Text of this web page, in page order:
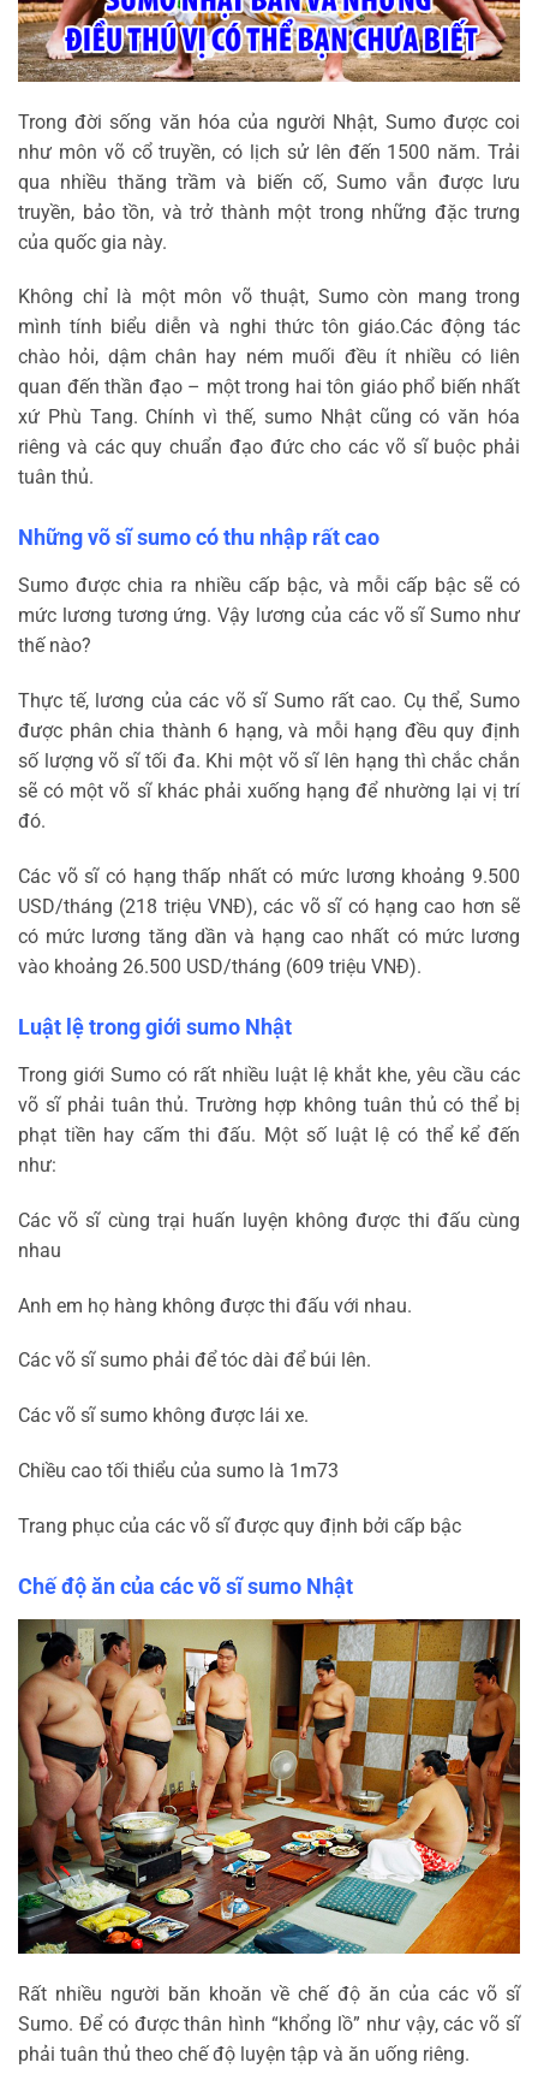
Trong đời sống văn hóa của người Nhật, Sumo được coi
như môn võ cổ truyền, có lịch sử lên đến 1500 năm. Trải
qua nhiều thăng trầm và biến cố, Sumo vẫn được lưu
truyền, bảo tồn, và trở thành một trong những đặc trưng
của quốc gia này.
Không chỉ là một môn võ thuật, Sumo còn mang trong
mình tính biểu diễn và nghi thức tôn giáo.Các động tác
chào hỏi, dậm chân hay ném muối đều ít nhiều có liên
quan đến thần đạo – một trong hai tôn giáo phổ biến nhất
xứ Phù Tang. Chính vì thế, sumo Nhật cũng có văn hóa
riêng và các quy chuẩn đạo đức cho các võ sĩ buộc phải
tuân thủ.
Những võ sĩ sumo có thu nhập rất cao
Sumo được chia ra nhiều cấp bậc, và mỗi cấp bậc sẽ có
mức lương tương ứng. Vậy lương của các võ sĩ Sumo như
thế nào?
Thực tế, lương của các võ sĩ Sumo rất cao. Cụ thể, Sumo
được phân chia thành 6 hạng, và mỗi hạng đều quy định
số lượng võ sĩ tối đa. Khi một võ sĩ lên hạng thì chắc chắn
sẽ có một võ sĩ khác phải xuống hạng để nhường lại vị trí
đó.
Các võ sĩ có hạng thấp nhất có mức lương khoảng 9.500
USD/tháng (218 triệu VNĐ), các võ sĩ có hạng cao hơn sẽ
có mức lương tăng dần và hạng cao nhất có mức lương
vào khoảng 26.500 USD/tháng (609 triệu VNĐ).
Luật lệ trong giới sumo Nhật
Trong giới Sumo có rất nhiều luật lệ khắt khe, yêu cầu các
võ sĩ phải tuân thủ. Trường hợp không tuân thủ có thể bị
phạt tiền hay cấm thi đấu. Một số luật lệ có thể kể đến
như:
Các võ sĩ cùng trại huấn luyện không được thi đấu cùng
nhau
Anh em họ hàng không được thi đấu với nhau.
Các võ sĩ sumo phải để tóc dài để búi lên.
Các võ sĩ sumo không được lái xe.
Chiều cao tối thiểu của sumo là 1m73
Trang phục của các võ sĩ được quy định bởi cấp bậc
Chế độ ăn của các võ sĩ sumo Nhật
Rất nhiều người băn khoăn về chế độ ăn của các võ sĩ
Sumo. Để có được thân hình “khổng lồ” như vậy, các võ sĩ
phải tuân thủ theo chế độ luyện tập và ăn uống riêng.